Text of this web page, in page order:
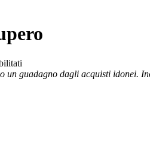
reidratazione
un guadagno dagli acquisti idonei.